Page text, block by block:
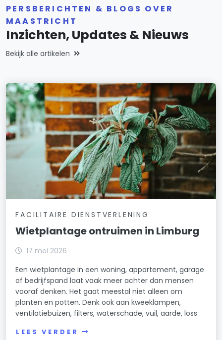
PERSBERICHTEN & BLOGS OVER
MAASTRICHT
Inzichten, Updates & Nieuws
Bekijk alle artikelen
FACILITAIRE DIENSTVERLENING
Wietplantage ontruimen in Limburg
17 mei 2026
Een wietplantage in een woning, appartement, garage
of bedrijfspand laat vaak meer achter dan mensen
vooraf denken. Het gaat meestal niet alleen om
planten en potten. Denk ook aan kweeklampen,
ventilatiebuizen, filters, waterschade, vuil, aarde, loss
LEES VERDER